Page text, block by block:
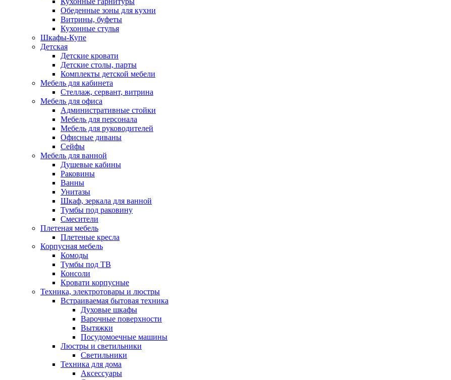
Обеденные зоны для кухни
Витрины, буфеты
Кухонные стулья
Шкафы-Купе
Детская
Детские кровати
Детские столы, парты
Комплекты детской мебели
Мебель для кабинета
Стеллаж, сервант, витрина
Мебель для офиса
Административные стойки
Мебель для персонала
Мебель для руководителей
Офисные диваны
Сейфы
Мебель для ванной
Душевые кабины
Раковины
Ванны
Унитазы
Шкаф, зеркала для ванной
Тумбы под раковину
Смесители
Плетеная мебель
Плетеные кресла
Корпусная мебель
Комоды
Тумбы под ТВ
Консоли
Кровати корпусные
Техника, электротовары и люстры
Встраиваемая бытовая техника
Духовые шкафы
Варочные поверхности
Вытяжки
Посудомоечные машины
Люстры и светильники
Светильники
Техника для дома
Аксессуары